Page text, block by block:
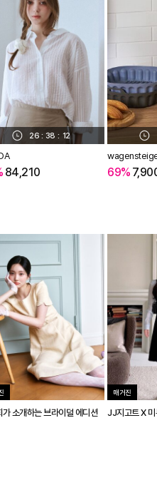
26 : 38 : 12
84,210 69%
가 소개하는 브라이덜 에디션
매거진
JJ지고트 X 미